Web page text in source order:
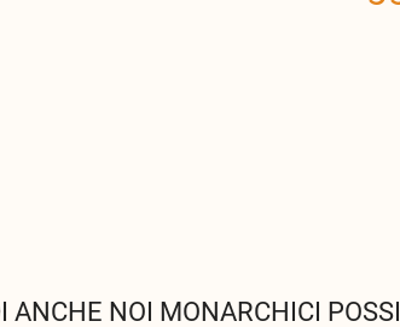
ANCHE NOI MONARCHICI